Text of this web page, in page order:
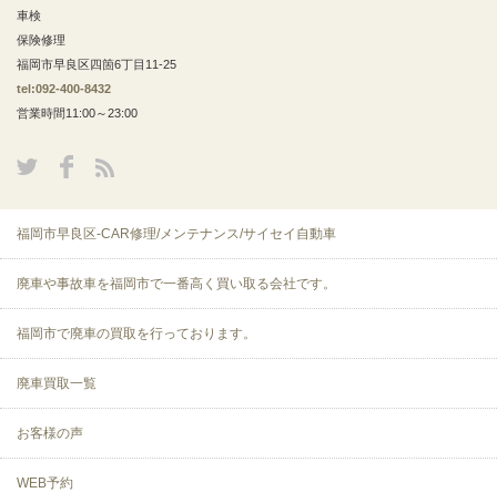
車検
保険修理
福岡市早良区四箇6丁目11-25
tel:092-400-8432
営業時間11:00～23:00
福岡市早良区-CAR修理/メンテナンス/サイセイ自動車
廃車や事故車を福岡市で一番高く買い取る会社です。
福岡市で廃車の買取を行っております。
廃車買取一覧
お客様の声
WEB予約